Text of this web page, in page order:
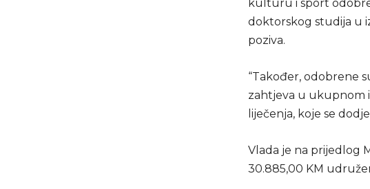
kulturu i sport
doktorskog studija u
poziva.
“Također, odobrene
zahtjeva u ukupnom
liječenja, koje se
Vlada je na prijedlog
30.885,00 KM